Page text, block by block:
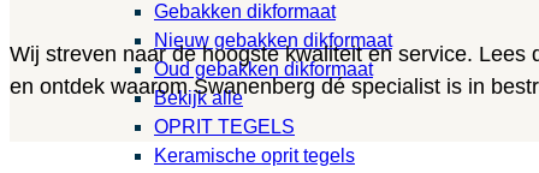
Gebakken dikformaat
Nieuw gebakken dikformaat
Oud gebakken dikformaat
Bekijk alle
OPRIT TEGELS
Keramische oprit tegels
Wij streven naar de hoogste kwaliteit en service. Lees
en ontdek waarom Swanenberg dé specialist is in